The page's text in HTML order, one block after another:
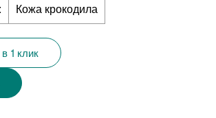
Кожа крокодила
1 клик